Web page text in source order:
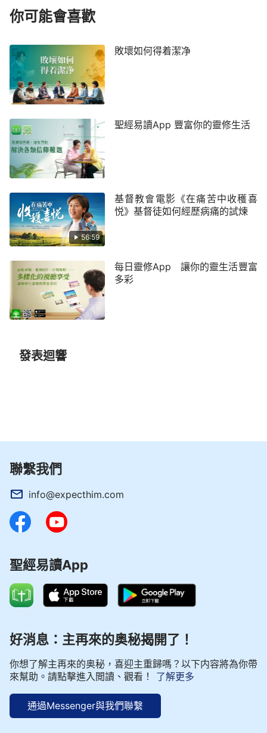
你可能會喜歡
敗壞如何得着潔净
聖經易讀App 豐富你的靈修生活
56:59
基督教會電影《在痛苦中收穫喜
悦》基督徒如何經歷病痛的試煉
每日靈修App 讓你的靈生活豐富
多彩
發表迴響
聯繫我們
info@expecthim.com
聖經易讀App
好消息：主再來的奥秘揭開了！
你想了解主再來的奥秘，喜迎主重歸嗎？以下内容將為你帶
來幫助。請點擊進入閲讀、觀看！
了解更多
通過Messenger與我們聯繫